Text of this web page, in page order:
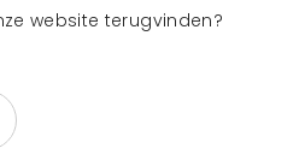
website terugvinden?